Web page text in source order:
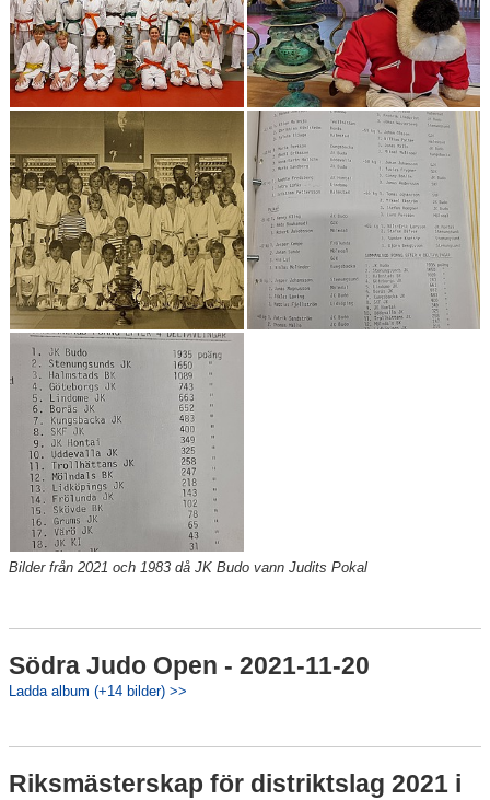
Bilder från 2021 och 1983 då JK Budo vann Judits Pokal
Södra Judo Open - 2021-11-20
Ladda album (+14 bilder) >>
Riksmästerskap för distriktslag 2021 i